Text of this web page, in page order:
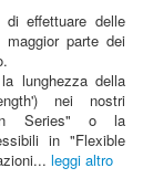
effettuare delle
maggior parte dei
lunghezza della
nei nostri
Series" o la
in "Flexible
leggi altro